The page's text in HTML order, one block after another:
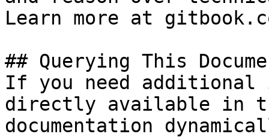
Learn more at
## Querying This
If you need
directly available in
documentation